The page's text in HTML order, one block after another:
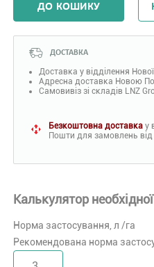
ДО КОШИКУ
ДОСТАВКА
Доставка у відділення
Адресна доставка Новою
Самовивіз зі складів LNZ
Безкоштовна доставка у
Пошти для замовлень від
Калькулятор необхідної
Норма застосування, л /га
Рекомендована норма